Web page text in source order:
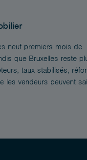
neuf premiers mois de
que Bruxelles reste
taux stabilisés,
les vendeurs peuvent